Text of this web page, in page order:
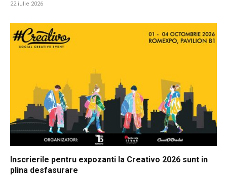
22 iulie 2026
Inscrierile pentru expozanti la Creativo 2026 sunt in
plina desfasurare